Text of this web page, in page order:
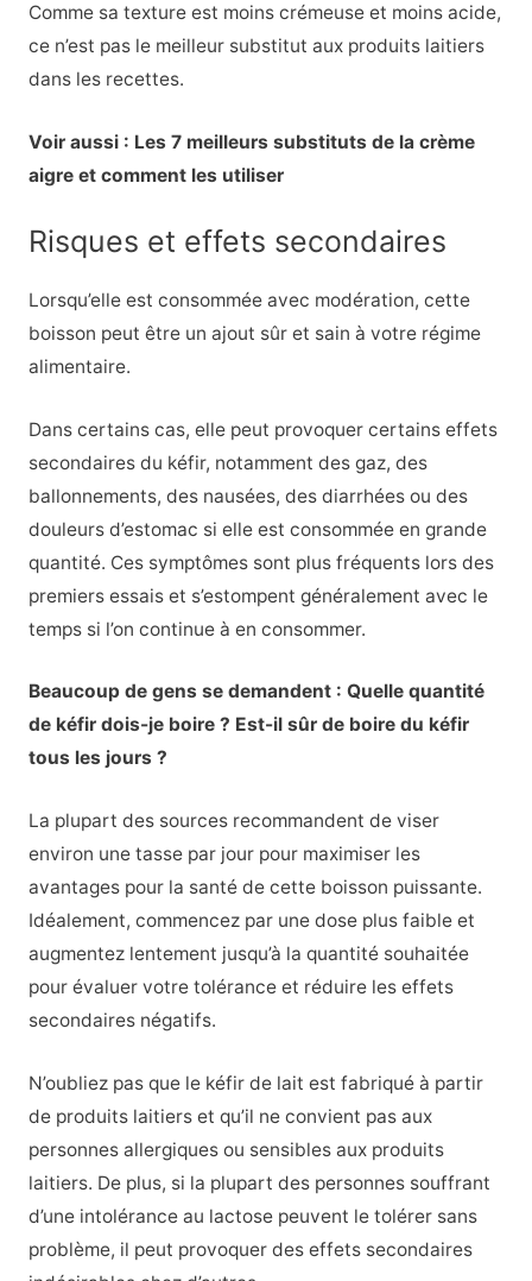
Comme sa texture est moins crémeuse et moins acide,
ce n’est pas le meilleur substitut aux produits laitiers
dans les recettes.
Voir aussi : Les 7 meilleurs substituts de la crème
aigre et comment les utiliser
Risques et effets secondaires
Lorsqu’elle est consommée avec modération, cette
boisson peut être un ajout sûr et sain à votre régime
alimentaire.
Dans certains cas, elle peut provoquer certains effets
secondaires du kéfir, notamment des gaz, des
ballonnements, des nausées, des diarrhées ou des
douleurs d’estomac si elle est consommée en grande
quantité. Ces symptômes sont plus fréquents lors des
premiers essais et s’estompent généralement avec le
temps si l’on continue à en consommer.
Beaucoup de gens se demandent : Quelle quantité
de kéfir dois-je boire ? Est-il sûr de boire du kéfir
tous les jours ?
La plupart des sources recommandent de viser
environ une tasse par jour pour maximiser les
avantages pour la santé de cette boisson puissante.
Idéalement, commencez par une dose plus faible et
augmentez lentement jusqu’à la quantité souhaitée
pour évaluer votre tolérance et réduire les effets
secondaires négatifs.
N’oubliez pas que le kéfir de lait est fabriqué à partir
de produits laitiers et qu’il ne convient pas aux
personnes allergiques ou sensibles aux produits
laitiers. De plus, si la plupart des personnes souffrant
d’une intolérance au lactose peuvent le tolérer sans
problème, il peut provoquer des effets secondaires